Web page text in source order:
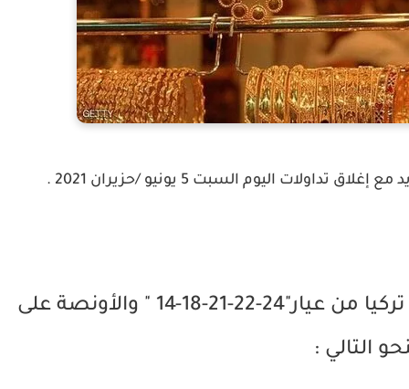
اليوم السبت 5 يونيو /حزيران 2021 .
وكان سعر غرام الذهب الرسمي في تركيا من عيار"24-22-21-18-14 " والأونصة على
التالي :